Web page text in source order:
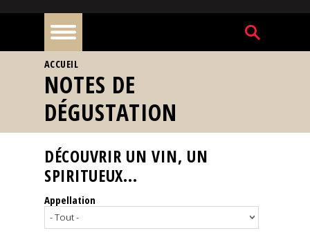
À
la
une
Reportages
Nos
VOUS ÊTES ICI
ACCUEIL
NOTES DE
DÉGUSTATION
DÉCOUVRIR UN VIN, UN
SPIRITUEUX...
Appellation